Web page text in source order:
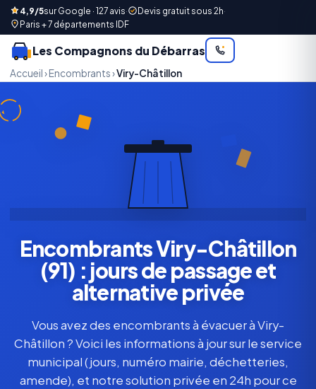
4,9/5sur Google · 127 avis· Devis gratuit sous 2h·
Paris + 7 départements IDF
Les Compagnons du Débarras
Accueil› Encombrants›Viry-Châtillon
Encombrants Viry-Châtillon
(91) : jours de passage et
alternative privée
Vous avez des encombrants à évacuer à Viry-
Châtillon ? Voici les informations à jour sur le service
municipal (jours, numéro mairie, déchetteries,
amende), et notre solution privée en 24h pour ce